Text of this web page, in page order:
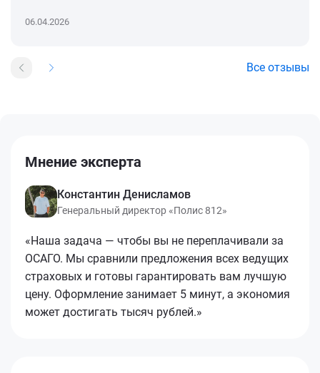
06.04.2026
Все отзывы
Мнение эксперта
Константин Денисламов
Генеральный директор «Полис 812»
«Наша задача — чтобы вы не переплачивали за
ОСАГО. Мы сравнили предложения всех ведущих
страховых и готовы гарантировать вам лучшую
цену. Оформление занимает 5 минут, а экономия
может достигать тысяч рублей.»